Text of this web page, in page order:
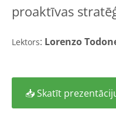
proaktīvas
Lektors: Lorenzo
📥 Skatīt